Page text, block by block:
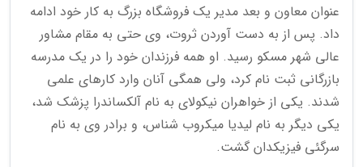
عنوان معاون و بعد مدیر یک فروشگاه بزرگ به کار خود ادامه
داد. پس از به دست آوردن ثروت، وی حتی به مقام مشاور
عالی شهر مسکو رسید. او همه فرزندان خود را در یک مدرسه
بازرگانی ثبت نام کرد، ولی همگی آنان وارد کارهای علمی
شدند. یکی از خواهران نیکولای به نام آلکساندرا پزشک شد،
یکی دیگر به نام لیدیا میکروب شناس، و برادر وی به نام
سرگئی فیزیکدان گشت.